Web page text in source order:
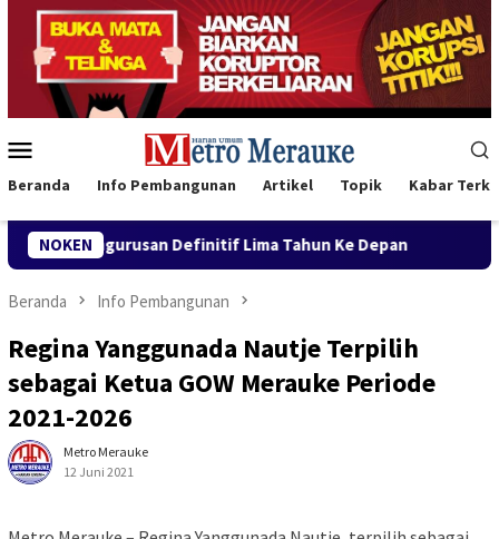
Loncat
konten
Mobile
Beranda Info Pembangunan Artikel Topik Kabar
NOKEN
Lima Tahun Ke Depan Buka Konferwil I PWNU Papua
Beranda Info Pembangunan
Regina Yanggunada Nautje Terpilih
sebagai Ketua GOW Merauke Periode
2021-2026
Metro Merauke
12 Juni 2021